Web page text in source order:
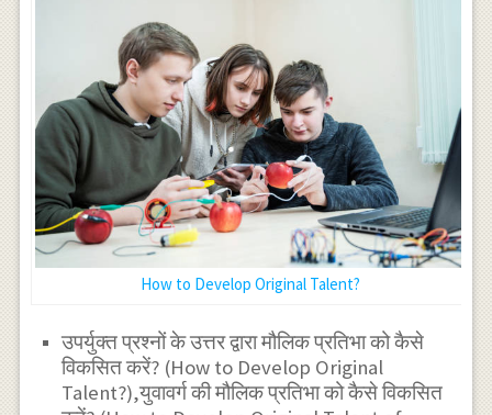
How to Develop Original Talent?
उपर्युक्त प्रश्नों के उत्तर द्वारा मौलिक प्रतिभा को कैसे
विकसित करें? (How to Develop Original
Talent?),युवावर्ग की मौलिक प्रतिभा को कैसे विकसित